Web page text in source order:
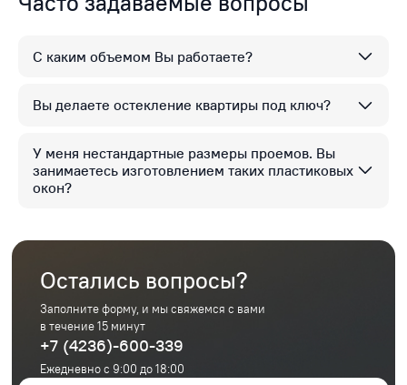
С каким объемом Вы работаете?
Вы делаете остекление квартиры под ключ?
У меня нестандартные размеры проемов. Вы
занимаетесь изготовлением таких пластиковых
окон?
Остались вопросы?
Заполните форму, и мы свяжемся с вами
в течение 15 минут
+7 (4236)-600-339
Ежедневно с 9:00 до 18:00